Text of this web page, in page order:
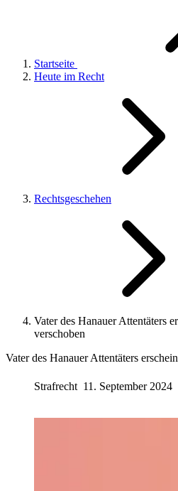
Startseite
Heute im Recht
Rechtsgeschehen
Vater des Hanauer Attentäters
verschoben
Vater des Hanauer Attentäters
Strafrecht 11. September 2024